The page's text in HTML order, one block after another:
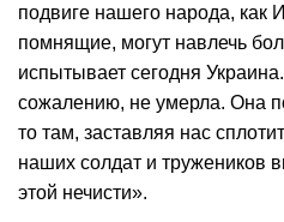
подвиге нашего народа, как
помнящие, могут навлечь
испытывает сегодня
сожалению, не умерла. Она
то там, заставляя нас
наших солдат и тружеников
этой нечисти».